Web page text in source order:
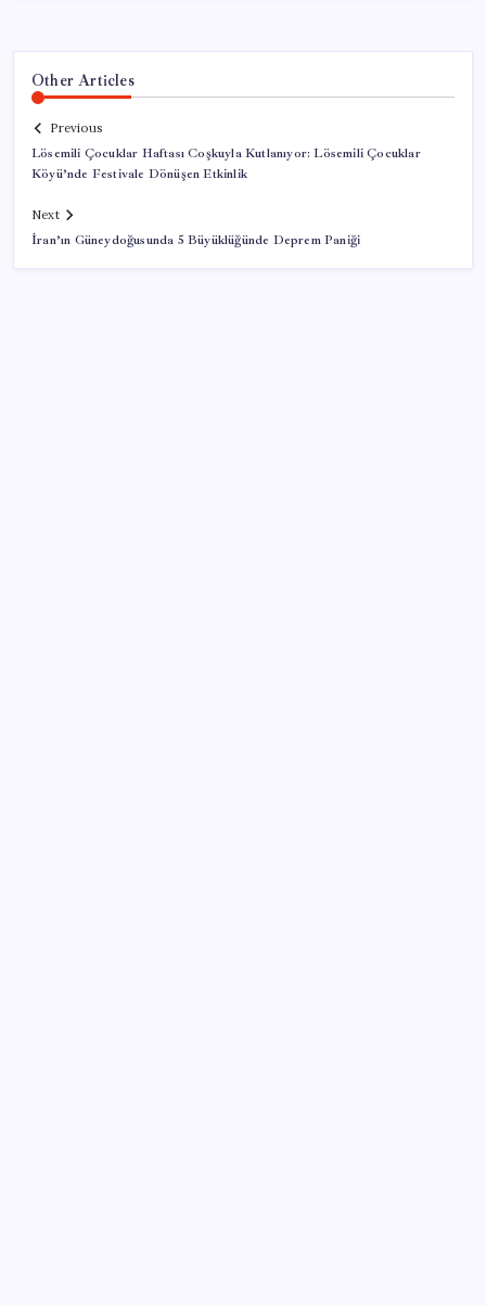
Other Articles
Previous
Lösemili Çocuklar Haftası Coşkuyla Kutlanıyor: Lösemili Çocuklar
Köyü’nde Festivale Dönüşen Etkinlik
Next
İran’ın Güneydoğusunda 5 Büyüklüğünde Deprem Paniği